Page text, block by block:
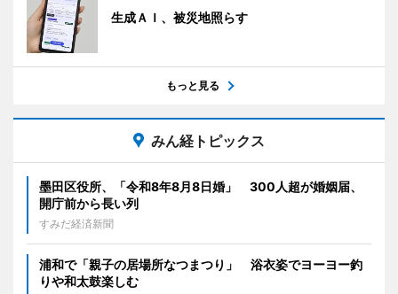
生成ＡＩ、被災地照らす
もっと見る
みん経トピックス
墨田区役所、「令和8年8月8日婚」 300人超が婚姻届、
開庁前から長い列
すみだ経済新聞
浦和で「親子の居場所なつまつり」 浴衣姿でヨーヨー釣
りや和太鼓楽しむ